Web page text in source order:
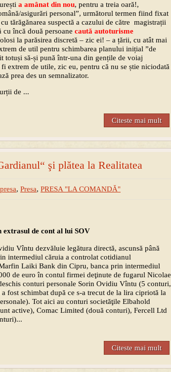
a amânat din nou, pentru a treia oară!,
asigurări personal”, următorul termen fiind fixat
tărăgănarea suspectă a cazului de către magistrații
încă două persoane caută autoturisme
la parăsirea discretă – zic ei! – a țării, cu atât mai
de util pentru schimbarea planului inițial ”de
totuși să-și pună într-una din gențile de voiaj
extrem de utile, zic eu, pentru că nu se știe niciodată
prea des un semnalizator.
de ...
Citeste mai mult
şi plătea la Realitatea
, Presa, PRESA "LA COMANDĂ"
extrasul de cont al lui SOV
Vîntu dezvăluie legătura directă, ascunsă până
intermediul căruia a controlat cotidianul
Laiki Bank din Cipru, banca prin intermediul
de euro în contul firmei deţinute de fugarul Nicolae
conturi personale Sorin Ovidiu Vîntu (5 conturi,
fost schimbat după ce s-a trecut de la lira cipriotă la
Tot aici au conturi societăţile Elbahold
active), Comac Limited (două conturi), Fercell Ltd
Citeste mai mult